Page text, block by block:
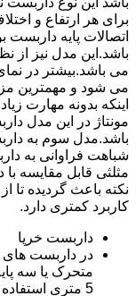
برای هر ارتفاع و
اتصالات پایه
باشد.این مدل نیز از
می باشد.بیشتر در
می شود و مهمترین
اینکه بدونه مهارت
مونتاژ در این مدل
باشد.مدل سوم به
شباهت فراوانی به
مثلثی قابل مقایسه
نکته باعث گردیده تا
کاربرد کمتری دارد.
داربست خرپا
در داربست های
متحرک یا سه
5 متری